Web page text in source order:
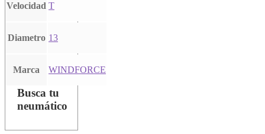
Velocidad T
Diametro 13
Marca WINDFORCE
Busca tu
neumático